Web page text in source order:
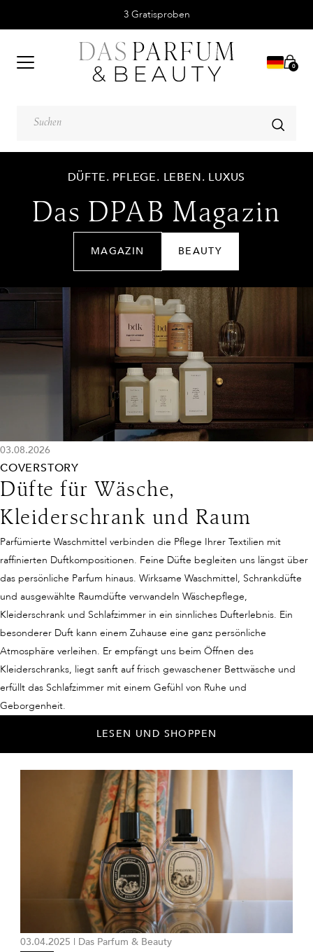
3 Gratisproben
0
DÜFTE. PFLEGE. LEBEN. LUXUS
Das DPAB Magazin
MAGAZIN BEAUTY
03.08.2026
COVERSTORY
Düfte für Wäsche,
Kleiderschrank und Raum
Parfümierte Waschmittel verbinden die Pflege Ihrer Textilien mit
raffinierten Duftkompositionen. Feine Düfte begleiten uns längst über
das persönliche Parfum hinaus. Wirksame Waschmittel, Schrankdüfte
und ausgewählte Raumdüfte verwandeln Wäschepflege,
Kleiderschrank und Schlafzimmer in ein sinnliches Dufterlebnis. Ein
besonderer Duft kann einem Zuhause eine ganz persönliche
Atmosphäre verleihen. Er empfängt uns beim Öffnen des
Kleiderschranks, liegt sanft auf frisch gewaschener Bettwäsche und
erfüllt das Schlafzimmer mit einem Gefühl von Ruhe und
Geborgenheit.
LESEN UND SHOPPEN
03.04.2025 | Das Parfum & Beauty